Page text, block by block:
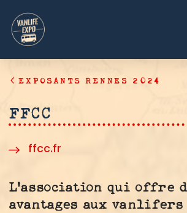
EXPOSANTS RENNES 2024
FFCC
ffcc.fr
L'association qui offre
avantages aux vanlifers